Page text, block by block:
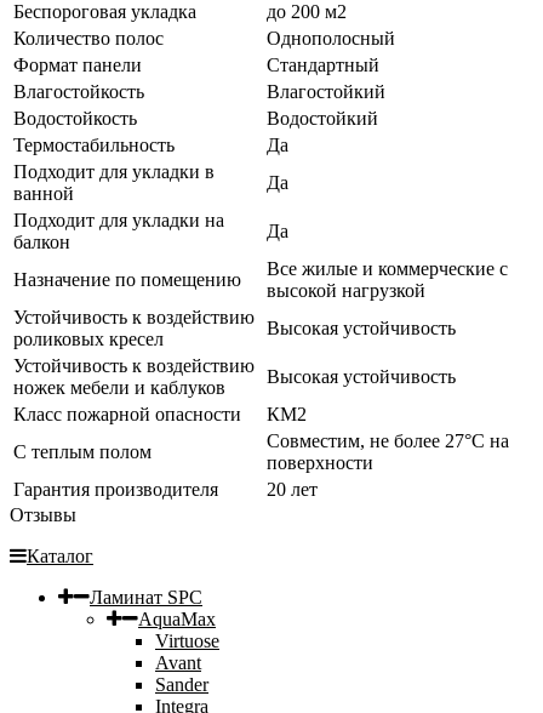
Беспороговая укладка
до 200 м2
Количество полос
Однополосный
Формат панели
Стандартный
Влагостойкость
Влагостойкий
Водостойкость
Водостойкий
Термостабильность
Да
Подходит для укладки в
ванной
Да
Подходит для укладки на
балкон
Да
Назначение по помещению
Все жилые и коммерческие с
высокой нагрузкой
Устойчивость к воздействию
роликовых кресел
Высокая устойчивость
Устойчивость к воздействию
ножек мебели и каблуков
Высокая устойчивость
Класс пожарной опасности
КМ2
С теплым полом
Совместим, не более 27°C на
поверхности
Гарантия производителя
20 лет
Отзывы
Каталог
Ламинат SPC
AquaMax
Virtuose
Avant
Sander
Integra